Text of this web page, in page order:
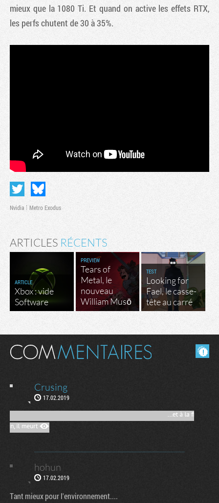
mieux que la 1080 Ti. Et quand on active les effets RTX,
les perfs chutent de 30 à 35%.
Nvidia Metro Exodus
ARTICLES RÉCENTS
ARTICLE
Xbox : vide
Software
PREVIEW
Tears of
Metal, le
nouveau
William Musō
TEST
Looking for
Fael, le casse-
tête au carré
Masquer les commentaires lus.
Crusing
17.02.2019
hohun
17.02.2019
Tant mieux pour l'environnement....